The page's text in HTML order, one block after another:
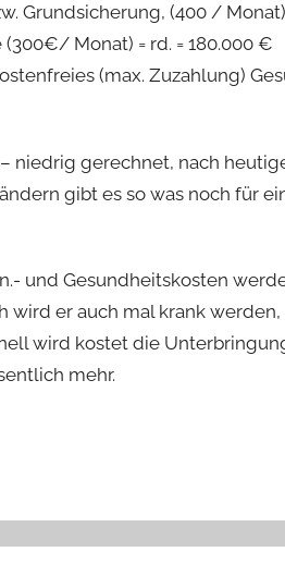
Grundsicherung, (400 /
(300€/ Monat) = rd. = 180.000 €
(max. Zuzahlung)
niedrig gerechnet, nach
gibt es so was noch für
und Gesundheitskosten
wird er auch mal krank werden,
wird kostet die
mehr.